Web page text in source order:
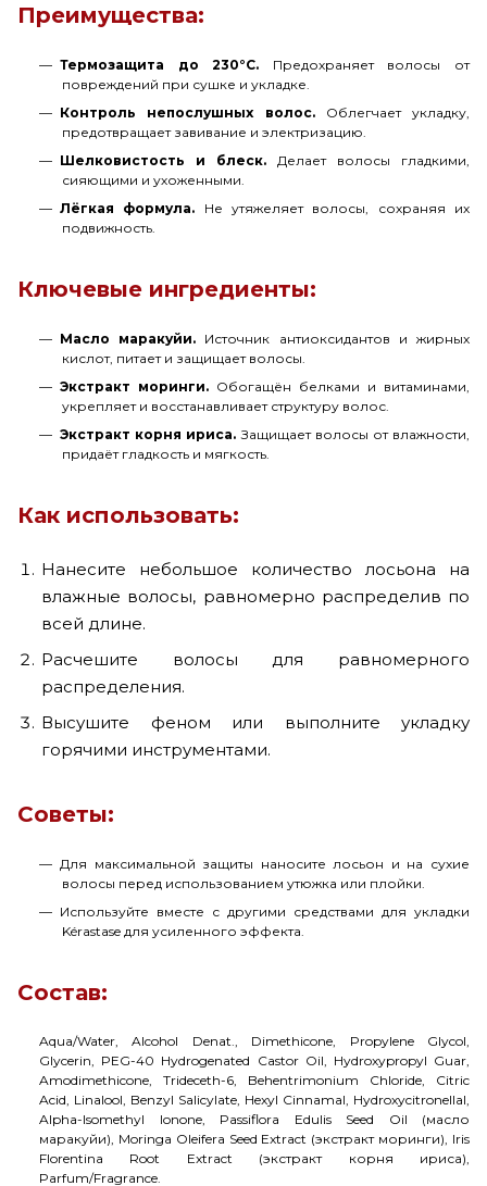
Преимущества:
Термозащита до 230°C. Предохраняет волосы от
повреждений при сушке и укладке.
Контроль непослушных волос.Облегчает укладку,
предотвращает завивание и электризацию.
Шелковистость и блеск. Делает волосы гладкими,
сияющими и ухоженными.
Лёгкая формула. Не утяжеляет волосы, сохраняя их
подвижность.
Ключевые ингредиенты:
Масло маракуйи. Источник антиоксидантов и жирных
кислот, питает и защищает волосы.
Экстракт моринги. Обогащён белками и витаминами,
укрепляет и восстанавливает структуру волос.
Экстракт корня ириса. Защищает волосы от влажности,
придаёт гладкость и мягкость.
Как использовать:
Нанесите небольшое количество лосьона на
влажные волосы, равномерно распределив по
всей длине.
Расчешите волосы для равномерного
распределения.
Высушите феном или выполните укладку
горячими инструментами.
Советы:
Для максимальной защиты наносите лосьон и на сухие
волосы перед использованием утюжка или плойки.
Используйте вместе с другими средствами для укладки
Kérastase для усиленного эффекта.
Состав:
Aqua/Water, Alcohol Denat., Dimethicone, Propylene Glycol,
Glycerin, PEG-40 Hydrogenated Castor Oil, Hydroxypropyl Guar,
Amodimethicone, Trideceth-6, Behentrimonium Chloride, Citric
Acid, Linalool, Benzyl Salicylate, Hexyl Cinnamal, Hydroxycitronellal,
Alpha-Isomethyl Ionone, Passiflora Edulis Seed Oil (масло
маракуйи), Moringa Oleifera Seed Extract (экстракт моринги), Iris
Florentina Root Extract (экстракт корня ириса),
Parfum/Fragrance.